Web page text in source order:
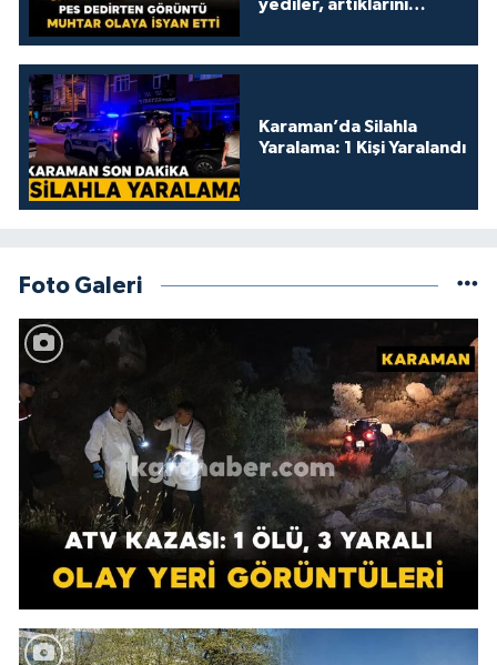
yediler, artıklarını
Karaman’da Silahla
Yaralama: 1 Kişi Yaralandı
Foto Galeri